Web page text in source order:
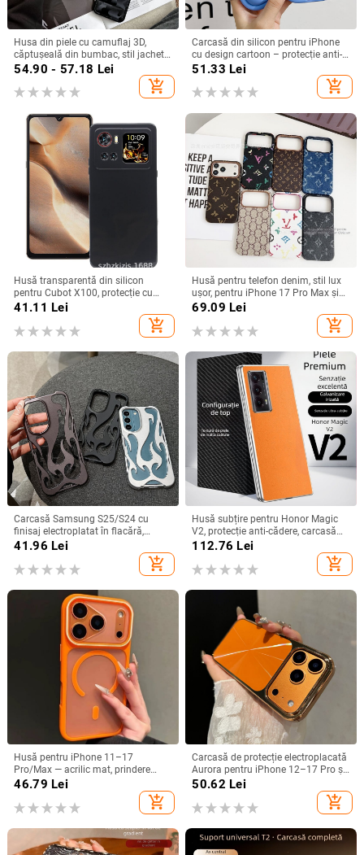
Husa din piele cu camuflaj 3D,
căptușeală din bumbac, stil jachetă
de iarnă, compatibilă cu iPhone
54.90 - 57.18 Lei
add_shopping_cart
Carcasă din silicon pentru iPhone
cu design cartoon – protecție anti-
cădere, finisaj mat, compatibilă cu
(Pro/Max)
51.33 Lei
add_shopping_cart
Husă transparentă din silicon
pentru Cubot X100, protecție cu
acoperire totală
41.11 Lei
add_shopping_cart
Husă pentru telefon denim, stil lux
ușor, pentru iPhone 17 Pro Max și
iPhone 16, cu acoperire totală
69.09 Lei
add_shopping_cart
Carcasă Samsung S25/S24 cu
finisaj electroplatat în flacără,
design decupat, compatibilă cu
41.96 Lei
add_shopping_cart
Husă subțire pentru Honor Magic
V2, protecție anti-cădere, carcasă
dură pentru ecran pliabil, finisaj PU
112.76 Lei
add_shopping_cart
Husă pentru iPhone 11–17
Pro/Max — acrilic mat, prindere
magnetică, protecție anti-cadere,
46.79 Lei
add_shopping_cart
Carcasă de protecție electroplacată
Aurora pentru iPhone 12–17 Pro și
Pro Max, acoperire completă, anti-
50.62 Lei
add_shopping_cart